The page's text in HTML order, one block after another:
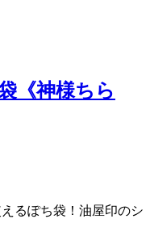
《神様ちら
るぽち袋！油屋印のシ